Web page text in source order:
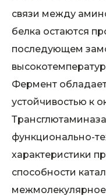
связи между
белка остаются
последующем
Фермент
устойчивостью к
функционально-
характеристики
способности